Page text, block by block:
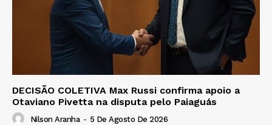
DECISÃO COLETIVA Max Russi confirma apoio a
Otaviano Pivetta na disputa pelo Paiaguás
Nilson Aranha - 5 De Agosto De 2026